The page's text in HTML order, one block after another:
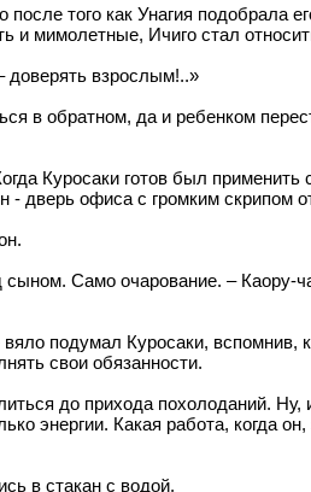
того как Унагия подобрала
и мимолетные, Ичиго стал
доверять взрослым!..»
в обратном, да и ребенком
Куросаки готов был применить
дверь офиса с громким скрипом
Само очарование. – Каору-
подумал Куросаки, вспомнив,
свои обязанности.
до прихода похолоданий.
энергии. Какая работа,
в стакан с водой.